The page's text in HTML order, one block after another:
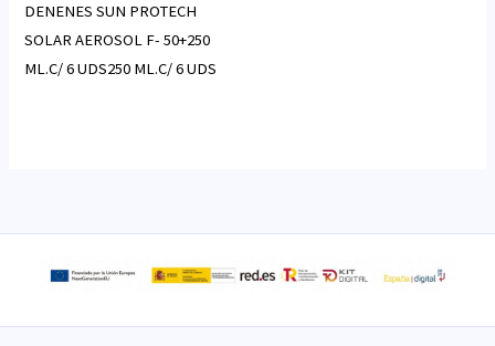
DENENES SUN PROTECH
SOLAR AEROSOL F- 50+250
ML.C/ 6 UDS250 ML.C/ 6 UDS